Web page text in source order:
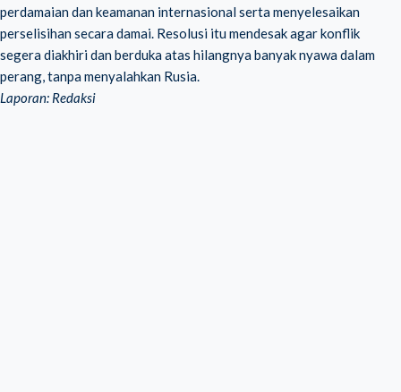
perdamaian dan keamanan internasional serta menyelesaikan
perselisihan secara damai. Resolusi itu mendesak agar konflik
segera diakhiri dan berduka atas hilangnya banyak nyawa dalam
perang, tanpa menyalahkan Rusia.
Laporan: Redaksi